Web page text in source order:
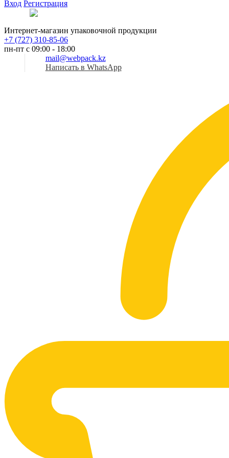
Вход Регистрация
Интернет-магазин упаковочной продукции
+7 (727) 310-85-06
пн-пт с 09:00 - 18:00
mail@webpack.kz
Написать в WhatsApp